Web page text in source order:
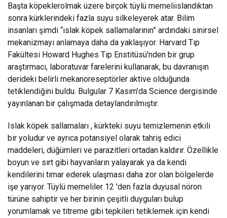
Başta köpeklerolmak üzere birçok tüylü memeliıslandıktan
sonra kürklerindeki fazla suyu silkeleyerek atar. Bilim
insanları şimdi “ıslak köpek sallamalarının” ardındaki sinirsel
mekanizmayı anlamaya daha da yaklaşıyor. Harvard Tıp
Fakültesi Howard Hughes Tıp Enstitüsü'nden bir grup
araştırmacı, laboratuvar farelerini kullanarak, bu davranışın
derideki belirli mekanoreseptörler aktive olduğunda
tetiklendiğini buldu. Bulgular 7 Kasım'da Science dergisinde
yayınlanan bir çalışmada detaylandırılmıştır.
Islak köpek sallamaları , kürkteki suyu temizlemenin etkili
bir yoludur ve ayrıca potansiyel olarak tahriş edici
maddeleri, düğümleri ve parazitleri ortadan kaldırır. Özellikle
boyun ve sırt gibi hayvanların yalayarak ya da kendi
kendilerini tımar ederek ulaşması daha zor olan bölgelerde
işe yarıyor. Tüylü memeliler 12 'den fazla duyusal nöron
türüne sahiptir ve her birinin çeşitli duyguları bulup
yorumlamak ve titreme gibi tepkileri tetiklemek için kendi